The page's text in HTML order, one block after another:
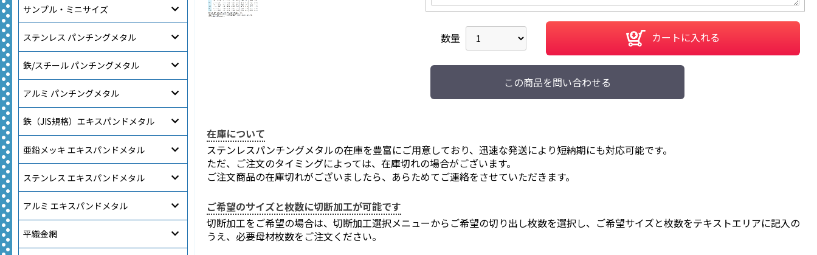
サンプル・ミニサイズ
ステンレス パンチングメタル
鉄/スチール パンチングメタル
アルミ パンチングメタル
鉄（JIS規格）エキスパンドメタル
亜鉛メッキ エキスパンドメタル
ステンレス エキスパンドメタル
アルミ エキスパンドメタル
平織金網
数量 カートに入れる
この商品を問い合わせる
在庫について
ステンレスパンチングメタルの在庫を豊富にご用意しており、迅速な発送により短納期にも対応可能です。
ただ、ご注文のタイミングによっては、在庫切れの場合がございます。
ご注文商品の在庫切れがございましたら、あらためてご連絡をさせていただきます。
ご希望のサイズと枚数に切断加工が可能です
切断加工をご希望の場合は、切断加工選択メニューからご希望の切り出し枚数を選択し、ご希望サイズと枚数をテキストエリアに記入の
うえ、必要母材枚数をご注文ください。